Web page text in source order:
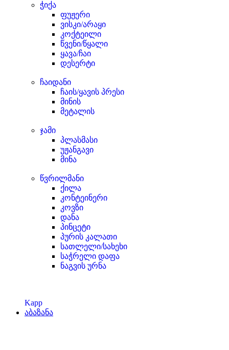
ჭიქა
ფუჟერი
ვისკი/არაყი
კოქტეილი
წვენი/წყალი
ყავა/ჩაი
დესერტი
ჩაიდანი
ჩაის/ყავის პრესი
მინის
მეტალის
ჯამი
პლასმასი
უჟანგავი
მინა
წვრილმანი
ქილა
კონტეინერი
კოვზი
დანა
პინცეტი
პურის კალათი
სათლელი/სახეხი
საჭრელი დაფა
ნაგვის ურნა
Kapp
აბაზანა